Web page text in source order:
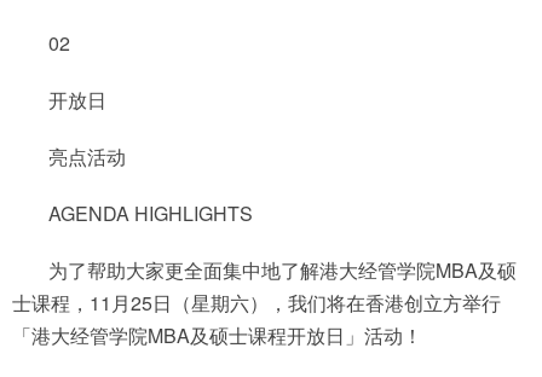
02
开放日
亮点活动
AGENDA HIGHLIGHTS
为了帮助大家更全面集中地了解港大经管学院MBA及硕
士课程，11月25日（星期六），我们将在香港创立方举行
「港大经管学院MBA及硕士课程开放日」活动！